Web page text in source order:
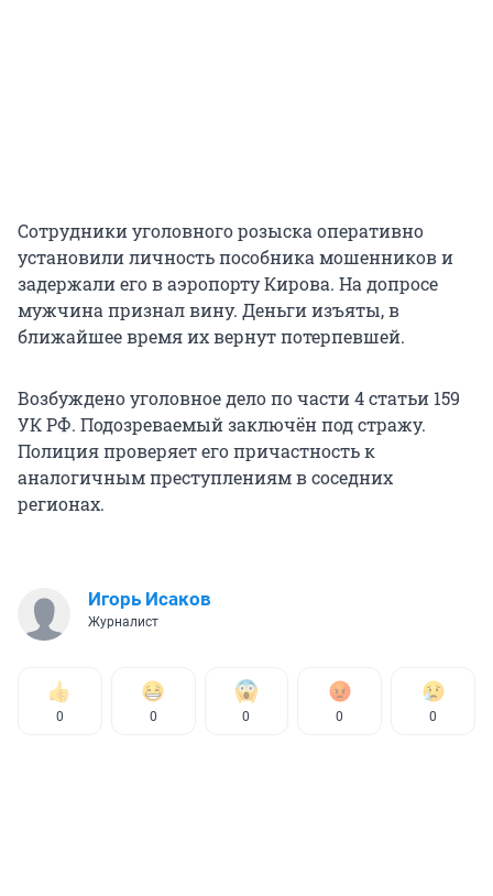
Сотрудники уголовного розыска оперативно
установили личность пособника мошенников и
задержали его в аэропорту Кирова. На допросе
мужчина признал вину. Деньги изъяты, в
ближайшее время их вернут потерпевшей.
Возбуждено уголовное дело по части 4 статьи 159
УК РФ. Подозреваемый заключён под стражу.
Полиция проверяет его причастность к
аналогичным преступлениям в соседних
регионах.
Игорь Исаков
Журналист
0 0 0 0 0